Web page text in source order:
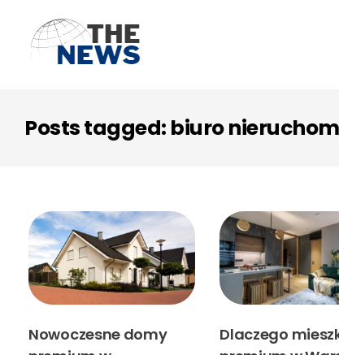
Posts tagged: biuro
Nowoczesne domy
Dlaczego